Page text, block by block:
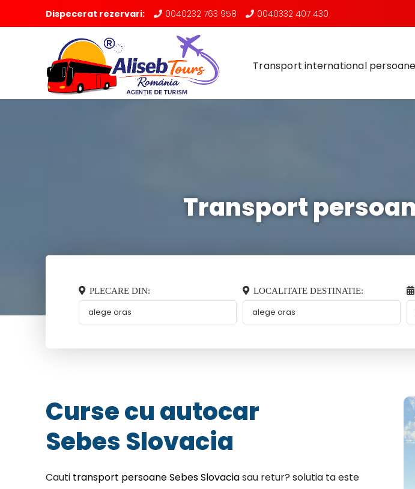
Dispecerat rezervari: 0040232 763 958 0040332 407 430
Transport international persoane
Transport
PLECARE DIN: LOCALITATE DESTINATIE:
Curse cu autocar
Sebes Slovacia
Cauti transport persoane Sebes Slovaciasau retur? solutia ta este